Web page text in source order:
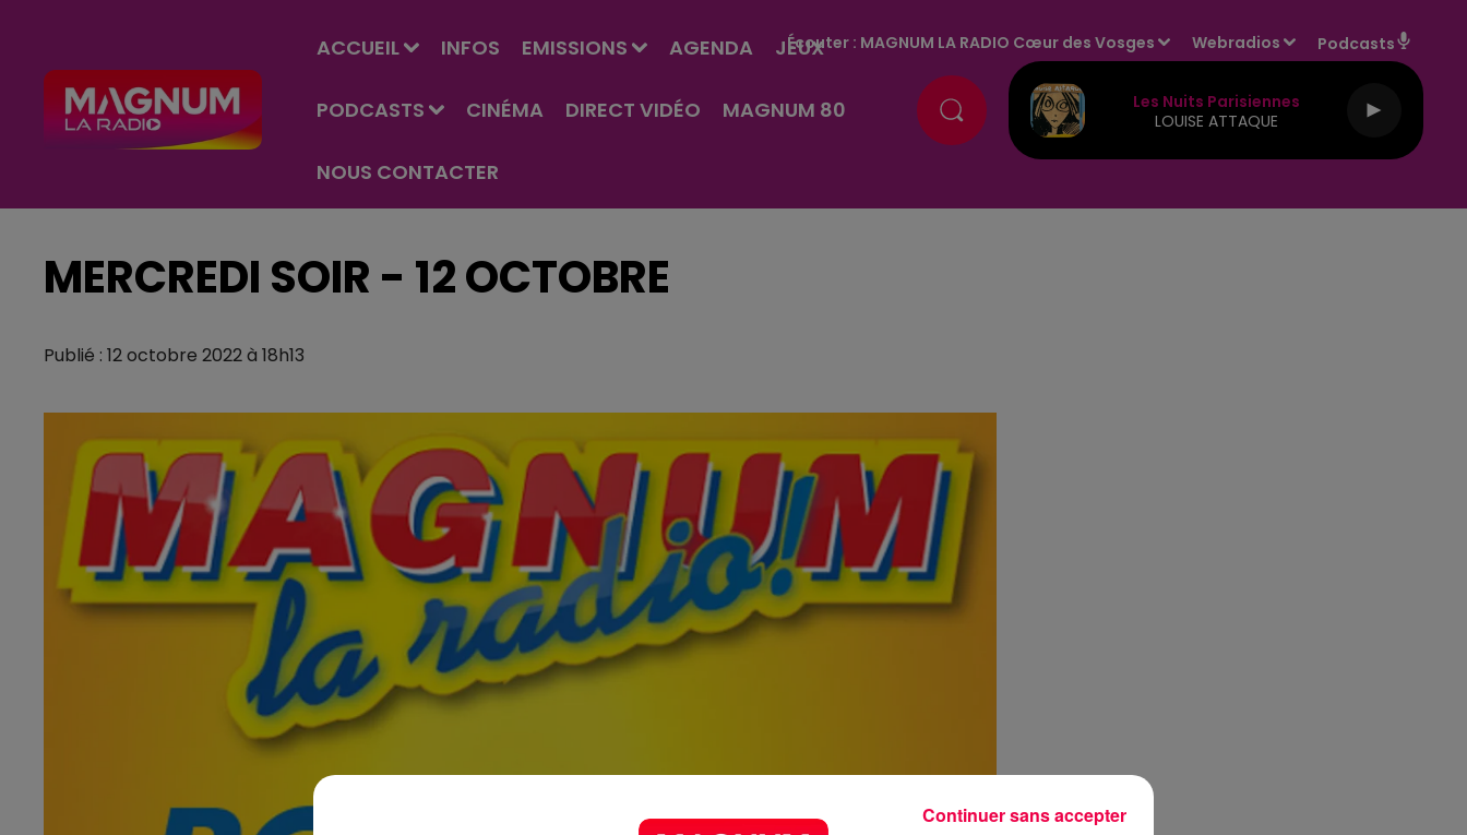
ACCUEIL INFOS EMISSIONS AGENDA JEUX
PODCASTS CINÉMA DIRECT VIDÉO MAGNUM 80
NOUS CONTACTER
Écouter : MAGNUM LA RADIO Cœur des Vosges Webradios Podcasts
Les Nuits Parisiennes
LOUISE ATTAQUE
MERCREDI SOIR - 12 OCTOBRE
Publié : 12 octobre 2022 à 18h13
Continuer sans accepter